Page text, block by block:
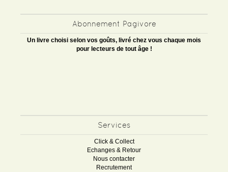
Abonnement Pagivore
Un livre choisi selon vos goûts, livré chez vous chaque mois
pour lecteurs de tout âge !
Services
Click & Collect
Echanges & Retour
Nous contacter
Recrutement